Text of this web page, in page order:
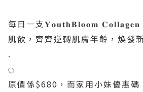
每日一支𝐘𝐨𝐮𝐭𝐡𝐁𝐥𝐨𝐨𝐦 𝐂𝐨𝐥𝐥𝐚𝐠𝐞𝐧
肌飲，齊齊逆轉肌膚年齡，煥發
.
𓐎
原價係$680，而家用小妹優惠